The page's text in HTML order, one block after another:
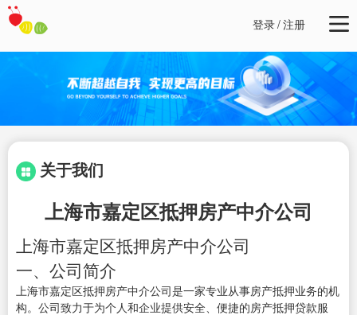
登录/注册
关于我们
上海市嘉定区抵押房产中介公司
上海市嘉定区抵押房产中介公司
一、公司简介
上海市嘉定区抵押房产中介公司是一家专业从事房产抵押业务的机
构。公司致力于为个人和企业提供安全、便捷的房产抵押贷款服